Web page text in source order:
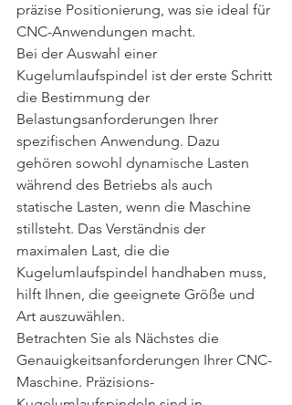
präzise Positionierung, was sie ideal für
CNC-Anwendungen macht.
Bei der Auswahl einer
Kugelumlaufspindel ist der erste Schritt
die Bestimmung der
Belastungsanforderungen Ihrer
spezifischen Anwendung. Dazu
gehören sowohl dynamische Lasten
während des Betriebs als auch
statische Lasten, wenn die Maschine
stillsteht. Das Verständnis der
maximalen Last, die die
Kugelumlaufspindel handhaben muss,
hilft Ihnen, die geeignete Größe und
Art auszuwählen.
Betrachten Sie als Nächstes die
Genauigkeitsanforderungen Ihrer CNC-
Maschine. Präzisions-